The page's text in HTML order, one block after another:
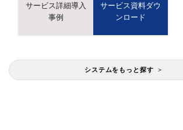
サービス詳細導入
事例
サービス資料ダウ
ンロード
システムをもっと探す >